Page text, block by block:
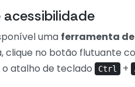
uma ferramenta
clique no botão flutuante
atalho de teclado
Ctrl +